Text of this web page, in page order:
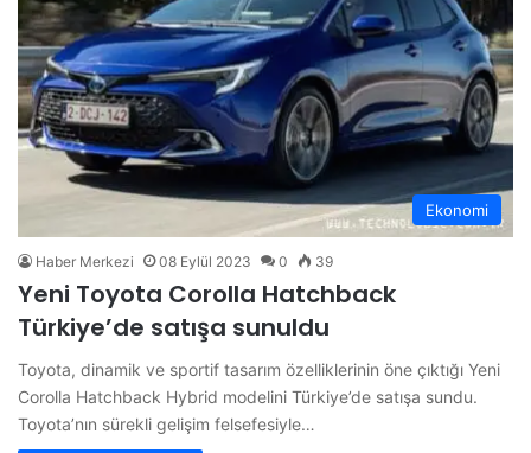
Ekonomi
Haber Merkezi 08 Eylül 2023 0 39
Yeni Toyota Corolla Hatchback
Türkiye’de satışa sunuldu
Toyota, dinamik ve sportif tasarım özelliklerinin öne çıktığı Yeni
Corolla Hatchback Hybrid modelini Türkiye’de satışa sundu.
Toyota’nın sürekli gelişim felsefesiyle…